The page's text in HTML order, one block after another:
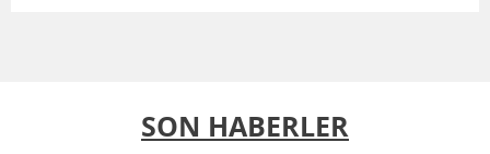
SON HABERLER